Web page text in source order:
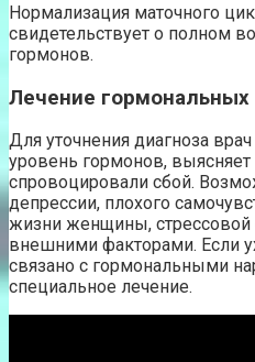
Нормализация маточного
свидетельствует о полном
гормонов.
Лечение гормональных
Для уточнения диагноза
уровень гормонов,
спровоцировали сбой.
депрессии, плохого
жизни женщины, стрессовой
внешними факторами. Если
связано с гормональными
специальное лечение.